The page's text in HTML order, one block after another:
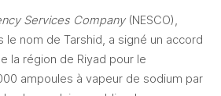
Services Company (NESCO),
le nom de Tarshid, a signé un accord
la région de Riyad pour le
ampoules à vapeur de sodium par